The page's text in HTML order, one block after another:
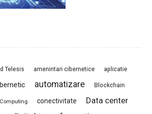
Telesis amenintari cibernetice aplicatie
automatizare Blockchain
conectivitate Data center